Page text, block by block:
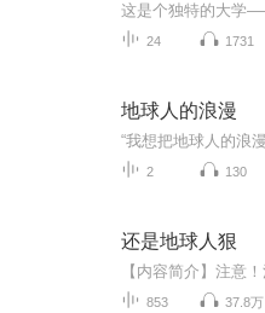
24 1731
地球人的浪漫
2 130
还是地球人狠
853 37.8万